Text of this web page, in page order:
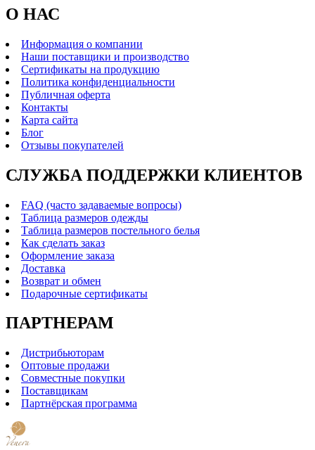
О НАС
Информация о компании
Наши поставщики и производство
Сертификаты на продукцию
Политика конфиденциальности
Публичная оферта
Контакты
Карта сайта
Блог
Отзывы покупателей
СЛУЖБА ПОДДЕРЖКИ КЛИЕНТОВ
FAQ (часто задаваемые вопросы)
Таблица размеров одежды
Таблица размеров постельного белья
Как сделать заказ
Оформление заказа
Доставка
Возврат и обмен
Подарочные сертификаты
ПАРТНЕРАМ
Дистрибьюторам
Оптовые продажи
Совместные покупки
Поставщикам
Партнёрская программа